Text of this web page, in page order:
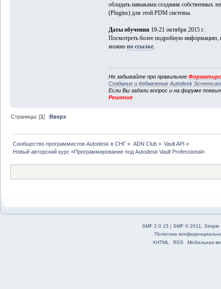
обладать навыками создания собственных
(Plugins) для этой PDM системы.
Даты обучения 19-21 октября 2015 г.
Посмотреть более подробную информацию,
можно по ссылке.
Не забывайте про правильное
Создание и добавление Autodesk
Если Вы задали вопрос и на форуме
Решение
Страницы: [1]Вверх
Сообщество программистов Autodesk в СНГ » ADN Club» Vault API »
Новый авторский курс «Программирование под Autodesk Vault Professional»
SMF 2.0.15 | SMF © 2011
Simple
Политика
XHTML
RSS Мобильная